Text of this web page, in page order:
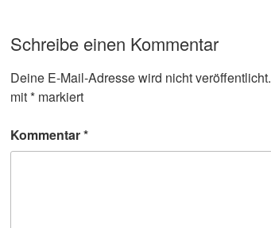
Schreibe einen Kommentar
Deine E-Mail-Adresse wird nicht veröffentlicht.
mit*markiert
Kommentar*